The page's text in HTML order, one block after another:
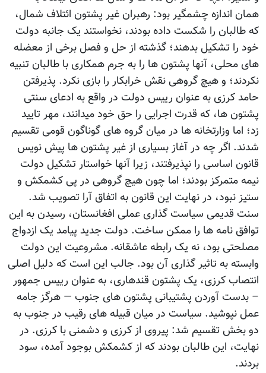
همان اندازه چشمگیر بود: رهبران غیر پشتون ائتلاف شمال،
که طالبان را شکست داده بودند، نخواستند یک جانبه دولت
خود را تشکیل بدهند؛ گذشته از حل و فصل برخی از معضله
های محلی، آنها پشتون ها را به جرم همکاری با طالبان تنبیه
نکردند؛ و هیچ گروهی نقش خرابکار را بازی نکرد. پذیرفتن
حامد کرزی به عنوان رییس دولت در واقع به ادعای سنتی
پشتون ها، که قدرت اجرایی را حق خود میدانند، مهر تایید
زد؛ اما وزارتخانه ها در میان گروه های گوناگون قومی تقسیم
شدند. اگر چه در آغاز بسیاری از غیر پشتون ها پیش نویس
قانون اساسی را نپذیرفتند، زیرا آنها خواستار تشکیل دولت
نیمه متمرکز بودند؛ اما چون هیچ گروهی در پی کشمکش و
ستیز نبود، در نهایت این قانون به اتفاق آرا تصویب شد.
سنت قدیمی سیاست گذاری عملی افغانستان، رسیدن به این
توافق نامه ها را ممکن ساخت. دولت جدید پیامد یک ازدواج
مصلحتی بود، نه یک رابطه عاشقانه. مشروعیت این دولت
وابسته به تاثیر گذاری آن بود. جالب این است که دلیل اصلی
انتصاب کرزی، یک پشتون قندهاری، به عنوان رییس جمهور
– بدست آوردن پشتیبانی پشتون های جنوب — هرگز جامه
عمل نپوشید. سیاست در میان قبیله های رقیب در جنوب به
دو بخش تقسیم شد: پیروی از کرزی و دشمنی با کرزی. در
نهایت، این طالبان بودند که از کشمکش بوجود آمده، سود
بردند.